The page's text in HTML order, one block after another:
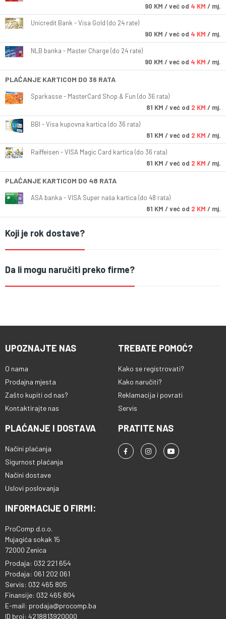
90 KM / već od 4 KM / mj.
Unicredit Bank - Visa Gold (do 24 rate)
90 KM / već od 4 KM / mj.
NLB banka - Master Charge (do 24 rate)
90 KM / već od 4 KM / mj.
PLAĆANJE KARTICOM DO 36 RATA
Sparkasse - MasterCard Shop & Fun (do 36 rata)
81 KM / već od 2 KM / mj.
BBI - Visa kupovna kartica (do 36 rata)
81 KM / već od 2 KM / mj.
Raiffeisen - VISA Magic Card kartica (do 36 rata)
81 KM / već od 2 KM / mj.
PLAĆANJE KARTICOM DO 48 RATA
ASA banka - VISA Super naša kartica (do 48 rata)
81 KM / već od 2 KM / mj.
Koji je rok dostave?
Da li mogu naručiti preko firme?
UPOZNAJTE NAS
O nama
Prodajna mjesta
Zašto kupiti od nas?
Kontaktirajte nas
TREBATE POMOĆ?
Kako se registrovati?
Kako naručiti?
Reklamacija i povrati
Servis
PLAĆANJE I DOSTAVA
Načini plaćanja
Sigurnost plaćanja
Načini dostave
Uslovi poslovanja
PRATITE NAS
INFORMACIJE O FIRMI:
ProComp d.o.o.
Mujagića sokak 15
72000 Zenica
Prodaja: 032 221 654
Prodaja: 061 202 061
Servis: 032 465 805
Finansije: 032 465 804
E-mail: prodaja@procomp.ba
ID broj: 4218813920000